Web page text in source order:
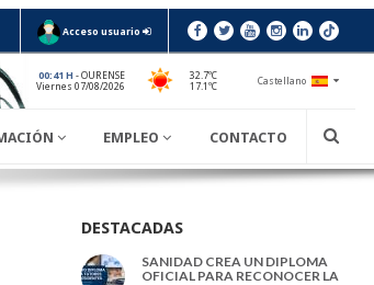
Acceso usuario
00:41 H - OURENSE
Viernes 07/08/2026
32.7ºC
17.1ºC
Castellano
EMPLEO CONTACTO
DESTACADAS
SANIDAD CREA UN DIPLOMA
OFICIAL PARA RECONOCER LA